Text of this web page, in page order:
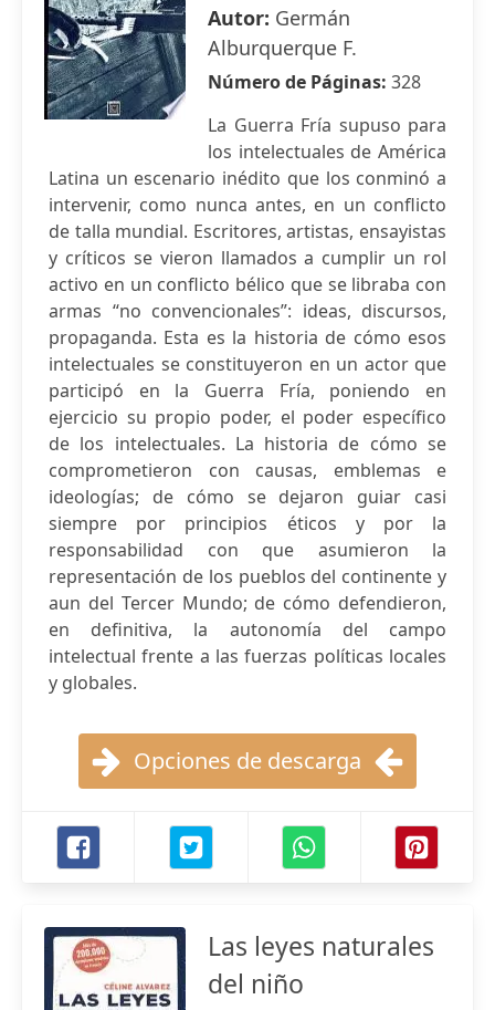
Autor: Germán
Alburquerque F.
Número de Páginas: 328
La Guerra Fría supuso para
los intelectuales de América
Latina un escenario inédito que los conminó a
intervenir, como nunca antes, en un conflicto
de talla mundial. Escritores, artistas, ensayistas
y críticos se vieron llamados a cumplir un rol
activo en un conflicto bélico que se libraba con
armas “no convencionales”: ideas, discursos,
propaganda. Esta es la historia de cómo esos
intelectuales se constituyeron en un actor que
participó en la Guerra Fría, poniendo en
ejercicio su propio poder, el poder específico
de los intelectuales. La historia de cómo se
comprometieron con causas, emblemas e
ideologías; de cómo se dejaron guiar casi
siempre por principios éticos y por la
responsabilidad con que asumieron la
representación de los pueblos del continente y
aun del Tercer Mundo; de cómo defendieron,
en definitiva, la autonomía del campo
intelectual frente a las fuerzas políticas locales
y globales.
Opciones de descarga
Las leyes naturales
del niño